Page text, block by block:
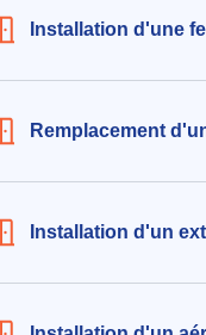
Installation d'une
Remplacement
Installation d'un